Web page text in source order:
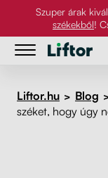
Szuper árak
székekből!
Íróasztalok
Szék
Liftor.hu > Blog
széket, hogy úgy